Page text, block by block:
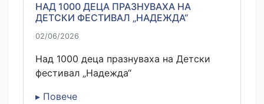
НАД 1000 ДЕЦА ПРАЗНУВАХА НА
ДЕТСКИ ФЕСТИВАЛ „НАДЕЖДА“
02/06/2026
Над 1000 деца празнуваха на Детски
фестивал „Надежда“
▸ Повече